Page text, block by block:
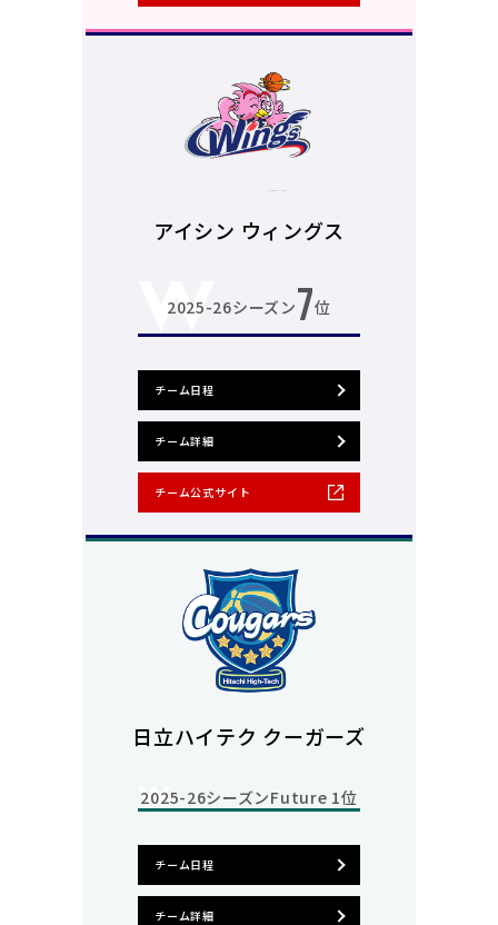
アイシン ウィングス
2025-26シーズン7位
チーム日程
チーム詳細
チーム公式サイト
日立ハイテク クーガーズ
2025-26シーズンFuture 1位
チーム日程
チーム詳細